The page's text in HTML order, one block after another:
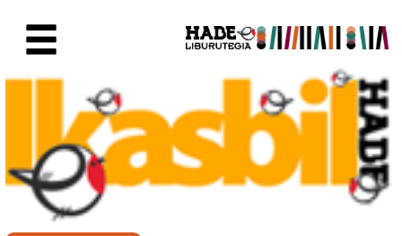
Ficha de Novedades -